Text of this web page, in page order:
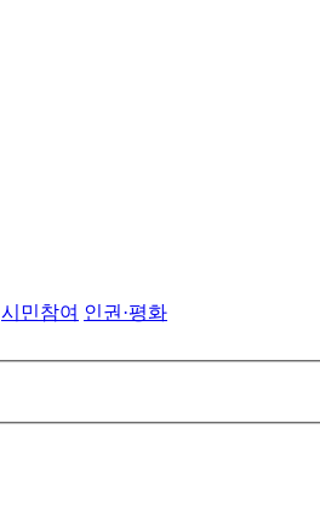
시민참여 인권·평화